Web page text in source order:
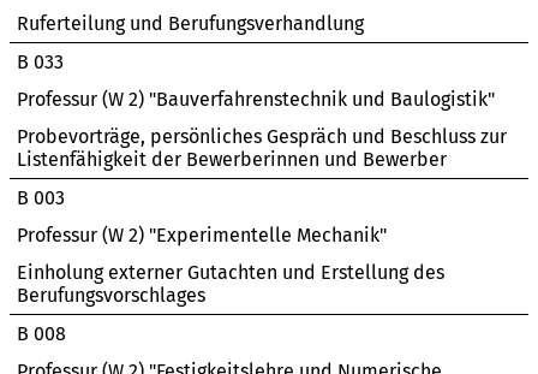
Ruferteilung und Berufungsverhandlung
B 033
Professur (W 2) "Bauverfahrenstechnik und Baulogistik"
Probevorträge, persönliches Gespräch und Beschluss zur
Listenfähigkeit der Bewerberinnen und Bewerber
B 003
Professur (W 2) "Experimentelle Mechanik"
Einholung externer Gutachten und Erstellung des
Berufungsvorschlages
B 008